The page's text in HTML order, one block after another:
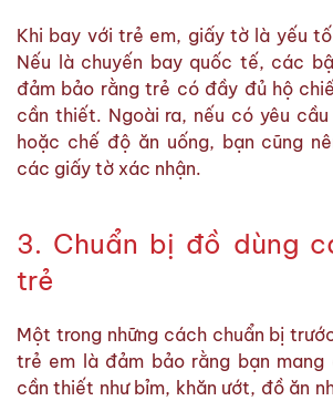
Khi bay với trẻ em, giấy tờ là yếu
Nếu là chuyến bay quốc tế, các
đảm bảo rằng trẻ có đầy đủ hộ
cần thiết. Ngoài ra, nếu có yêu
hoặc chế độ ăn uống, bạn cũng
các giấy tờ xác nhận.
3. Chuẩn bị đồ dùng
trẻ
Một trong những cách chuẩn bị
trẻ em là đảm bảo rằng bạn
cần thiết như bỉm, khăn ướt, đồ ăn